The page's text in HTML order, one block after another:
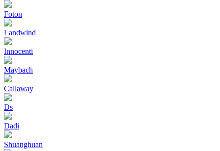
Foton
Landwind
Innocenti
Maybach
Callaway
Ds
Dadi
Shuanghuan